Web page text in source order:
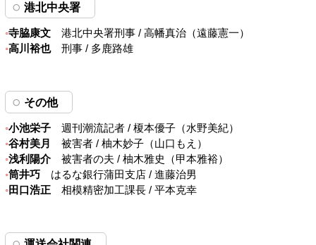
港北中央署
寺脇康文港北中央署刑事 / 高幡真治（遠藤憲一）
高川裕也刑事 / 多鹿路雄
その他
小池栄子週刊潮流記者 / 榎本優子（水野美紀）
谷村美月
被害者 / 柚木妙子（山口もえ）
浅利陽介被害者の夫 / 柚木雅史（甲本雅裕）
筒井巧はるな銀行蒲田支店 / 進藤治男
田口浩正相模精密加工課長 / 平本克幸